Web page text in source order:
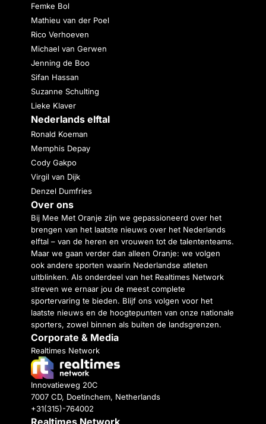
Femke Bol
Mathieu van der Poel
Rico Verhoeven
Michael van Gerwen
Jenning de Boo
Sifan Hassan
Suzanne Schulting
Lieke Klaver
Nederlands elftal
Ronald Koeman
Memphis Depay
Cody Gakpo
Virgil van Dijk
Denzel Dumfries
Over ons
Bij Mee Met Oranje zijn we gepassioneerd over het
brengen van het laatste nieuws over het Nederlands
elftal – van de heren en vrouwen tot de talententeams.
Maar we gaan verder dan alleen Oranje: we volgen
ook andere sporten waarin Nederlandse atleten
uitblinken. Als onderdeel van het Realtimes Network
streven we ernaar jou de meest complete
sportervaring te bieden. Blijf ons volgen voor het
laatste nieuws en de hoogtepunten van onze nationale
sporters, zowel binnen als buiten de landsgrenzen.
Corporate & Media
Realtimes Network
Innovatieweg 20C
7007 CD, Doetinchem, Netherlands
+31(315)-764002